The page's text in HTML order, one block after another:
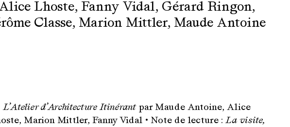
Lhoste, Fanny Vidal, Gérard Ringon,
Classe, Marion Mittler, Maude Antoine
L’Atelier d’Architecture Itinérantpar Maude Antoine, Alice
Marion Mittler, Fanny Vidal • Note de lecture :La visite,